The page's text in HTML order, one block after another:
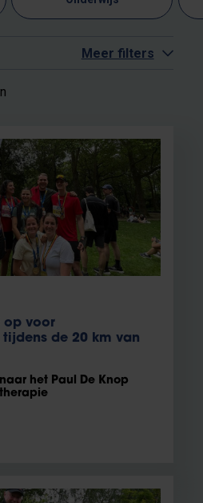
Meer filters
op voor
tijdens de 20 km van
het Paul De Knop